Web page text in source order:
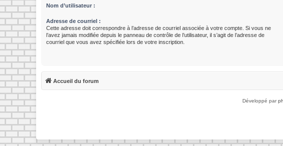
Nom d’utilisateur :
Adresse de courriel :
Cette adresse doit correspondre à l’adresse de courriel associée à votre compte. Si vous ne
l’avez jamais modifiée depuis le panneau de contrôle de l’utilisateur, il s’agit de l’adresse de
courriel que vous avez spécifiée lors de votre inscription.
Accueil du forum
Développé par